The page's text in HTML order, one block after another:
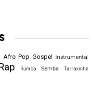
Afro Pop Gospel Instrumental
Rumba Semba Tarraxinha